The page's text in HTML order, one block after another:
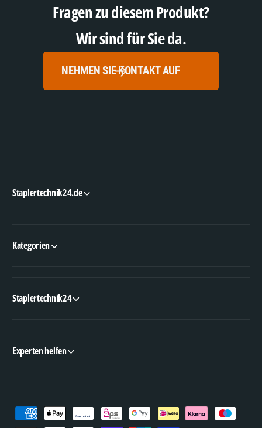
Fragen zu diesem Produkt?
Wir sind für Sie da.
NEHMEN SIE KONTAKT AUF
Staplertechnik24.de
Kategorien
Staplertechnik24
Experten helfen